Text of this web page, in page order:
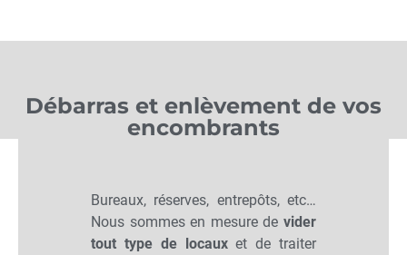
Débarras et enlèvement de vos
encombrants
Bureaux, réserves, entrepôts, etc…
Nous sommes en mesure de vider
tout type de locauxet de traiter